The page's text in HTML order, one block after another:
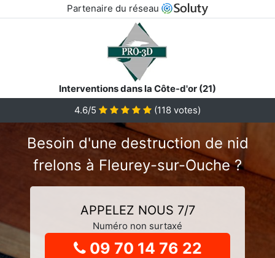
Partenaire du réseau
Interventions dans la Côte-d'or (21)
4.6/5 (118 votes)
Besoin d'une destruction de nid
frelons à Fleurey-sur-Ouche ?
APPELEZ NOUS 7/7
Numéro non surtaxé
09 70 14 76 22